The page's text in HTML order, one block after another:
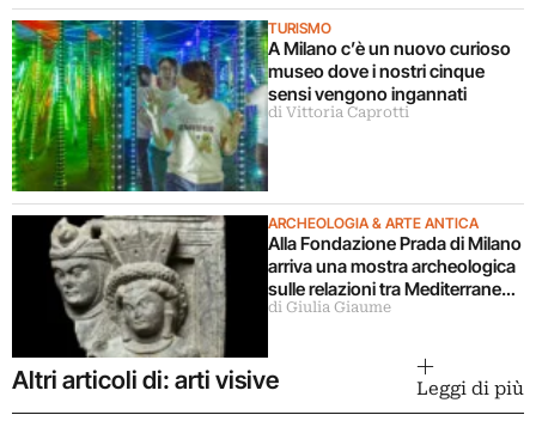
TURISMO
A Milano c’è un nuovo curioso
museo dove i nostri cinque
sensi vengono ingannati
di Vittoria Caprotti
ARCHEOLOGIA & ARTE ANTICA
Alla Fondazione Prada di Milano
arriva una mostra archeologica
sulle relazioni tra Mediterraneo
e Asia
di Giulia Giaume
Altri articoli di: arti visive Leggi di più